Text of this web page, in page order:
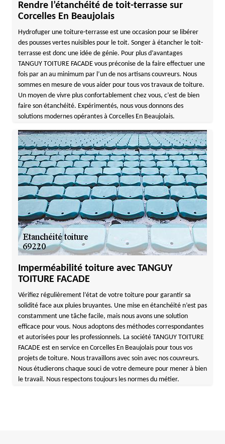
Rendre l’étanchéité de toit-terrasse sur
Corcelles En Beaujolais
Hydrofuger une toiture-terrasse est une occasion pour se libérer
des pousses vertes nuisibles pour le toit. Songer à étancher le toit-
terrasse est donc une idée de génie. Pour plus d’avantages
TANGUY TOITURE FACADE vous préconise de la faire effectuer une
fois par an au minimum par l’un de nos artisans couvreurs. Nous
sommes en mesure de vous aider pour tous vos travaux de toiture.
Un moyen de vivre plus confortablement chez vous, c’est de bien
faire son étanchéité. Expérimentés, nous vous donnons des
solutions modernes opérantes à Corcelles En Beaujolais.
Imperméabilité toiture avec TANGUY
TOITURE FACADE
Vérifiez régulièrement l’état de votre toiture pour garantir sa
solidité face aux pluies bruyantes. Une mise en étanchéité n’est pas
constamment une tâche facile, mais nous avons une solution
efficace pour vous. Nous adoptons des méthodes correspondantes
et autorisées pour les professionnels. La société TANGUY TOITURE
FACADE est en service en Corcelles En Beaujolais pour tous vos
projets de toiture. Nous travaillons avec soin avec nos couvreurs.
Nous étudierons chaque souci de votre demeure pour mener à bien
le travail. Nous respectons toujours les normes du métier.